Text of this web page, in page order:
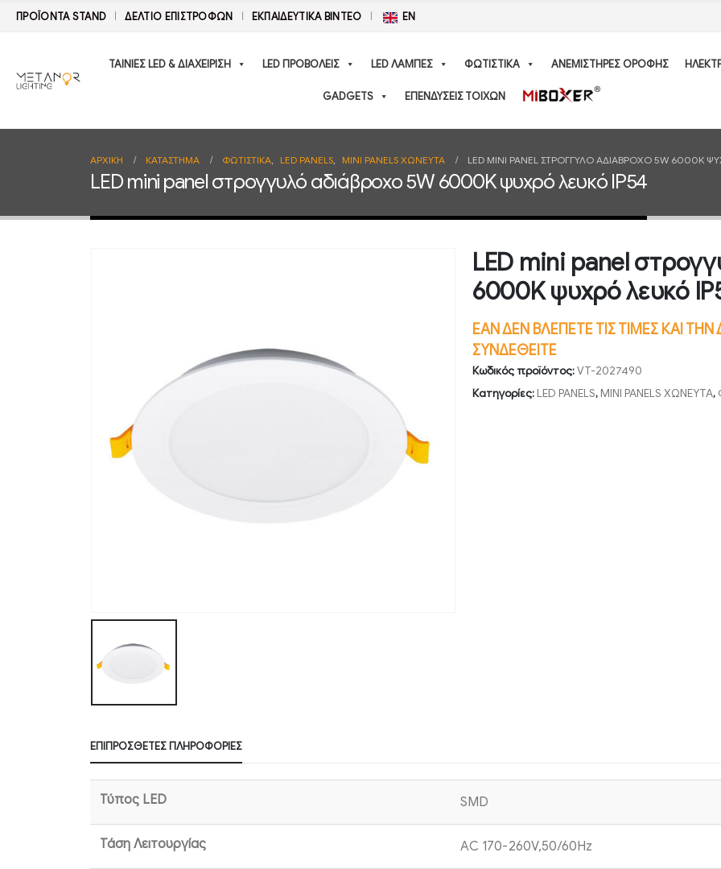
ΠΡΟΪΟΝΤΑ STAND ΔΕΛΤΊΟ ΕΠΙΣΤΡΟΦΏΝ ΕΚΠΑΙΔΕΥΤΙΚΑ ΒΙΝΤΕΟ EN
ΤΑΙΝΙΕΣ LED & ΔΙΑΧΕΙΡΙΣΗ LED ΠΡΟΒΟΛΕΙΣ LED ΛΑΜΠΕΣ ΦΩΤΙΣΤΙΚΑ ΑΝΕΜΙΣΤΗΡΕΣ ΟΡΟΦΗΣ
GADGETS ΕΠΕΝΔΥΣΕΙΣ ΤΟΙΧΩΝ
ΑΡΧΙΚΉ ΚΑΤΆΣΤΗΜΑ ΦΩΤΙΣΤΙΚΑ, LED PANELS, MINI PANELS ΧΩΝΕΥΤΑ LED MINI PANEL ΣΤΡΟΓΓΥΛΌ ΑΔΙΆΒΡΟΧΟ 5W 6000K
LED mini panel στρογγυλό αδιάβροχο 5W 6000K ψυχρό λευκό IP54
LED mini panel
6000K ψυχρό λευκό
ΕΑΝ ΔΕΝ ΒΛΕΠΕΤΕ ΤΙΣ ΤΙΜΕΣ ΚΑΙ
ΣΥΝΔΕΘΕΙΤΕ
Κωδικός προϊόντος:VT-2027490
Κατηγορίες:LED PANELS,MINI PANELS ΧΩΝΕΥΤΑ,
ΕΠΙΠΡΌΣΘΕΤΕΣ ΠΛΗΡΟΦΟΡΊΕΣ
Τύπος LED SMD
Τάση Λειτουργίας AC 170-260V,50/60Hz